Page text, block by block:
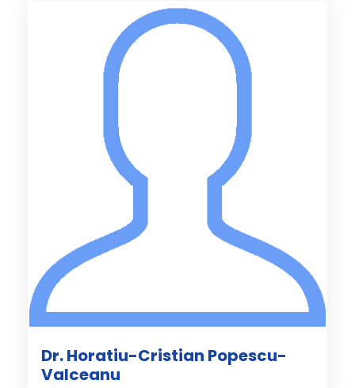
Dr. Horatiu-Cristian Popescu-
Valceanu